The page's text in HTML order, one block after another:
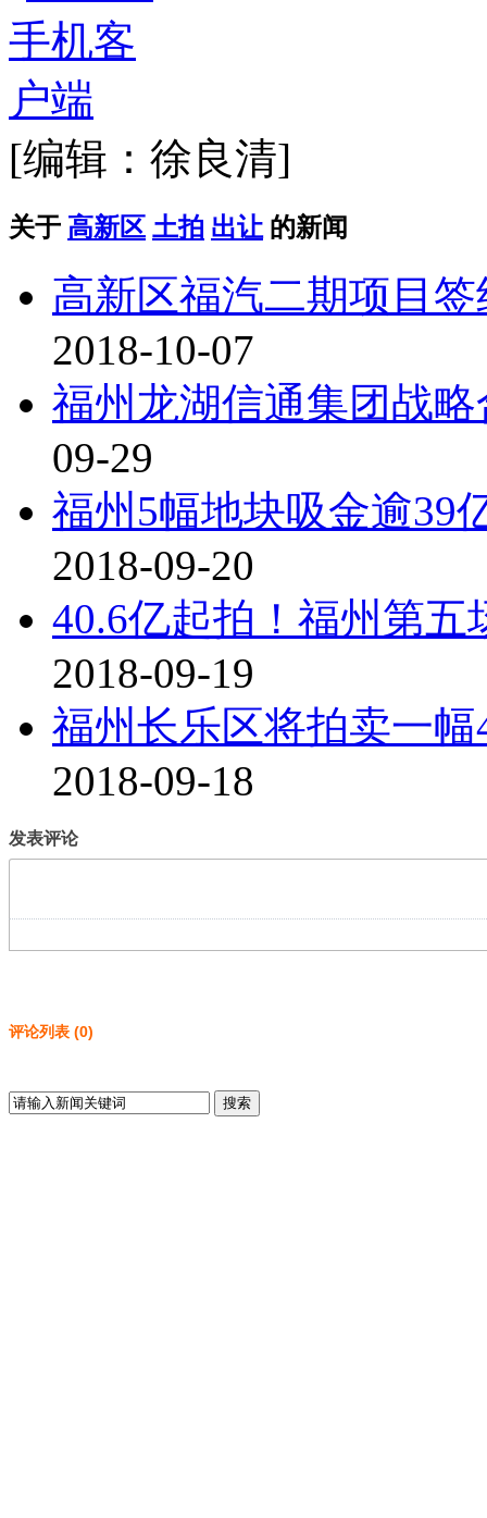
[编辑：徐良清]
关于 高新区 土拍 出让 的新闻
高新区福汽二期项目
2018-10-07
福州龙湖信通集团战
09-29
福州5幅地块吸金逾39
2018-09-20
40.6亿起拍！福州第
2018-09-19
福州长乐区将拍卖一
2018-09-18
发表评论
评论列表 (0)